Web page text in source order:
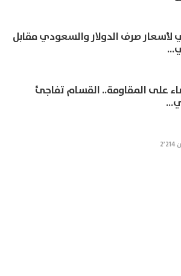
لأسعار صرف الدولار والسعودي مقابل
على المقاومة.. القسام تفاجئ